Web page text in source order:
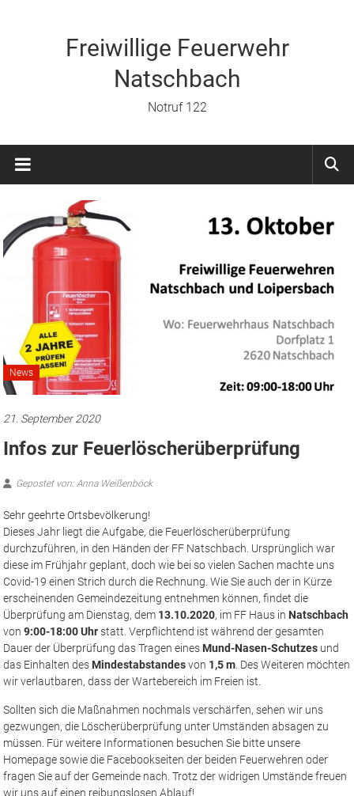
Freiwillige Feuerwehr
Natschbach
Notruf 122
News
21. September 2020
Infos zur Feuerlöscherüberprüfung
Gepostet von: Anna Weißenböck
Sehr geehrte Ortsbevölkerung!
Dieses Jahr liegt die Aufgabe, die Feuerlöscherüberprüfung
durchzuführen, in den Händen der FF Natschbach. Ursprünglich war
diese im Frühjahr geplant, doch wie bei so vielen Sachen machte uns
Covid-19 einen Strich durch die Rechnung. Wie Sie auch der in Kürze
erscheinenden Gemeindezeitung entnehmen können, findet die
Überprüfung am Dienstag, dem 13.10.2020, im FF Haus in Natschbach
von9:00-18:00 Uhrstatt. Verpflichtend ist während der gesamten
Dauer der Überprüfung das Tragen eines Mund-Nasen-Schutzes und
das Einhalten des Mindestabstandesvon 1,5 m . Des Weiteren möchten
wir verlautbaren, dass der Wartebereich im Freien ist.
Sollten sich die Maßnahmen nochmals verschärfen, sehen wir uns
gezwungen, die Löscherüberprüfung unter Umständen absagen zu
müssen. Für weitere Informationen besuchen Sie bitte unsere
Homepage sowie die Facebookseiten der beiden Feuerwehren oder
fragen Sie auf der Gemeinde nach. Trotz der widrigen Umstände freuen
wir uns auf einen reibungslosen Ablauf!